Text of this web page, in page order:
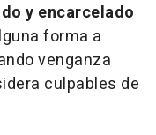
y encarcelado
forma a
venganza
culpables de